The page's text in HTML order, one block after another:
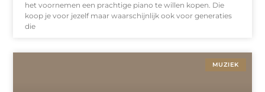
het voornemen een prachtige piano te willen kopen. Die
koop je voor jezelf maar waarschijnlijk ook voor generaties
die
MUZIEK